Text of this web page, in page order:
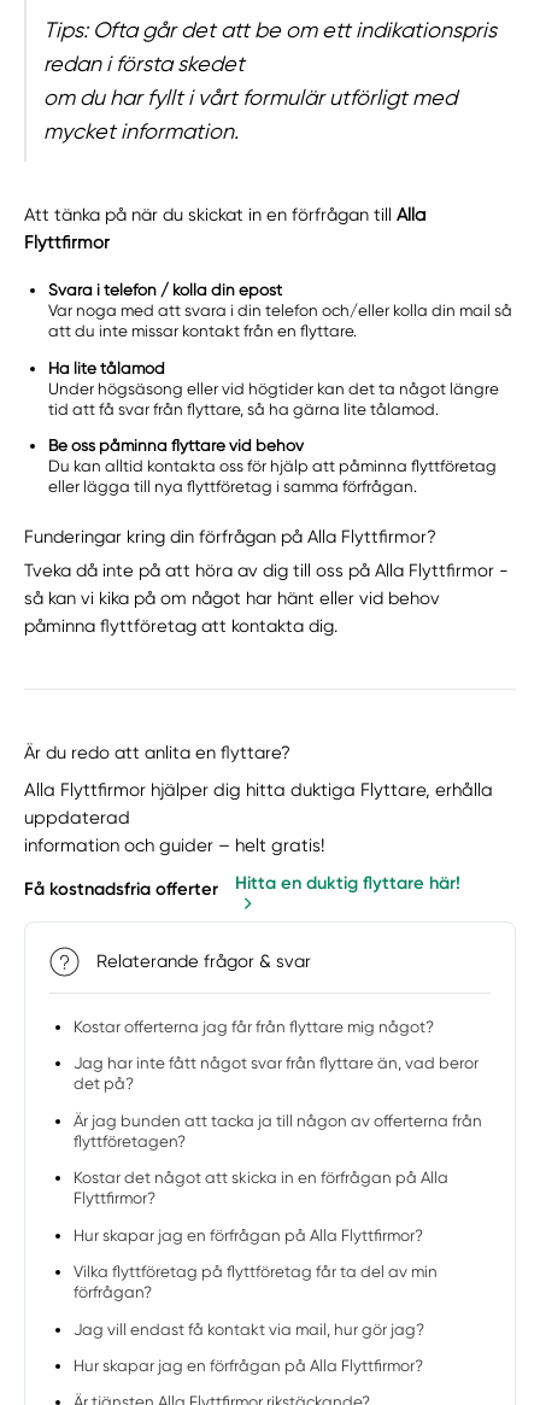
Tips: Ofta går det att be om ett indikationspris
redan i första skedet
om du har fyllt i vårt formulär utförligt med
mycket information.
Att tänka på när du skickat in en förfrågan tillAlla
Flyttfirmor
Svara i telefon / kolla din epost
Var noga med att svara i din telefon och/eller kolla din mail så
att du inte missar kontakt från en flyttare.
Ha lite tålamod
Under högsäsong eller vid högtider kan det ta något längre
tid att få svar från flyttare, så ha gärna lite tålamod.
Be oss påminna flyttare vid behov
Du kan alltid kontakta oss för hjälp att påminna flyttföretag
eller lägga till nya flyttföretag i samma förfrågan.
Funderingar kring din förfrågan på Alla Flyttfirmor?
Tveka då inte på att höra av dig till oss på Alla Flyttfirmor -
så kan vi kika på om något har hänt eller vid behov
påminna flyttföretag att kontakta dig.
Är du redo att anlita en flyttare?
Alla Flyttfirmor hjälper dig hitta duktiga Flyttare, erhålla
uppdaterad
information och guider – helt gratis!
Få kostnadsfria offerter Hitta en duktig flyttare här!
Relaterande frågor & svar
Kostar offerterna jag får från flyttare mig något?
Jag har inte fått något svar från flyttare än, vad beror
det på?
Är jag bunden att tacka ja till någon av offerterna från
flyttföretagen?
Kostar det något att skicka in en förfrågan på Alla
Flyttfirmor?
Hur skapar jag en förfrågan på Alla Flyttfirmor?
Vilka flyttföretag på flyttföretag får ta del av min
förfrågan?
Jag vill endast få kontakt via mail, hur gör jag?
Hur skapar jag en förfrågan på Alla Flyttfirmor?